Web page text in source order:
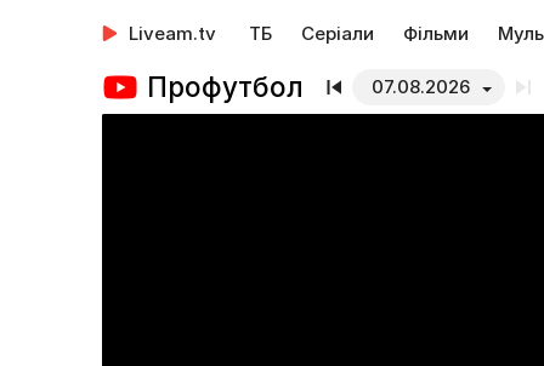
Liveam.tv ТБ Серіали Фільми
Профутбол 07.08.2026